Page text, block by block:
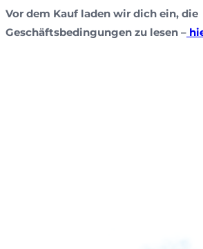
Vor dem Kauf laden wir dich ein, die
Geschäftsbedingungen zu lesen –